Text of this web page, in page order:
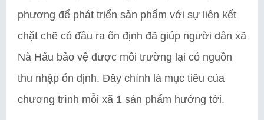
phương để phát triển sản phẩm với sự liên kết
chặt chẽ có đầu ra ổn định đã giúp người dân xã
Nà Hẩu bảo vệ được môi trường lại có nguồn
thu nhập ổn định. Đây chính là mục tiêu của
chương trình mỗi xã 1 sản phẩm hướng tới.